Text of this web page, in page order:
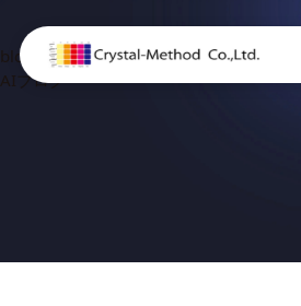
blog
AIブログ